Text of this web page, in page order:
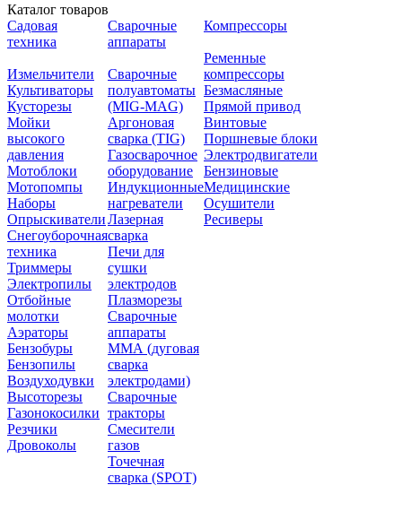
Каталог товаров
Садовая
техника
Измельчители
Культиваторы
Кусторезы
Мойки
высокого
давления
Мотоблоки
Мотопомпы
Наборы
Опрыскиватели
Снегоуборочная
техника
Триммеры
Электропилы
Отбойные
молотки
Аэраторы
Бензобуры
Бензопилы
Воздуходувки
Высоторезы
Газонокосилки
Резчики
Дровоколы
Сварочные
аппараты
Сварочные
полуавтоматы
(MIG-MAG)
Аргоновая
сварка (TIG)
Газосварочное
оборудование
Индукционные
нагреватели
Лазерная
сварка
Печи для
сушки
электродов
Плазморезы
Сварочные
аппараты
ММА (дуговая
сварка
электродами)
Сварочные
тракторы
Смесители
газов
Точечная
сварка (SPOT)
Компрессоры
Ременные
компрессоры
Безмасляные
Прямой привод
Винтовые
Поршневые блоки
Электродвигатели
Бензиновые
Медицинские
Осушители
Ресиверы